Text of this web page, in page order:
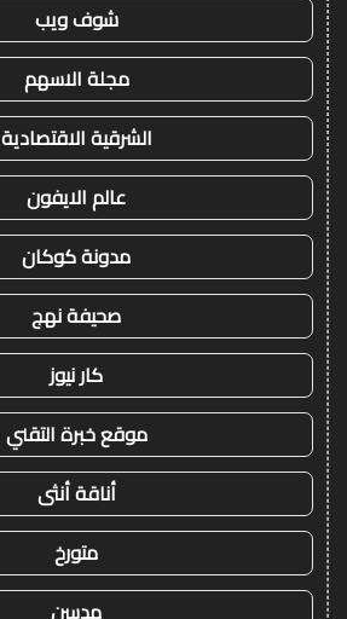
شوف ويب
مجلة الاسهم
الشرقية الاقتصادية
عالم الايفون
مدونة كوكان
صحيفة نهج
كار نيوز
موقع خبرة التقني
أناقة أنثى
متورخ